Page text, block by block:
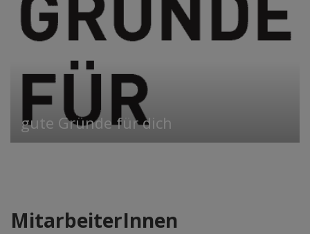
gute Gründe für dich
MitarbeiterInnen